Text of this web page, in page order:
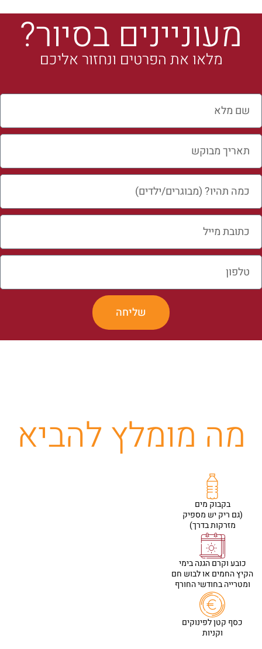
מעוניינים בסיור?
מלאו את הפרטים ונחזור אליכם
שליחה
מה מומלץ להביא
בקבוק מים
(גם ריק יש מספיק
מזרקות בדרך)
כובע וקרם הגנה בימי
הקיץ החמים או לבוש חם
ומטרייה בחודשי החורף
כסף קטן לפינוקים
וקניות